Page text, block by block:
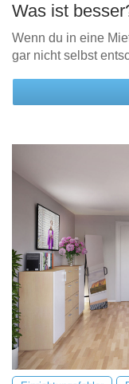
Was ist
Wenn du in eine
gar nicht selbst